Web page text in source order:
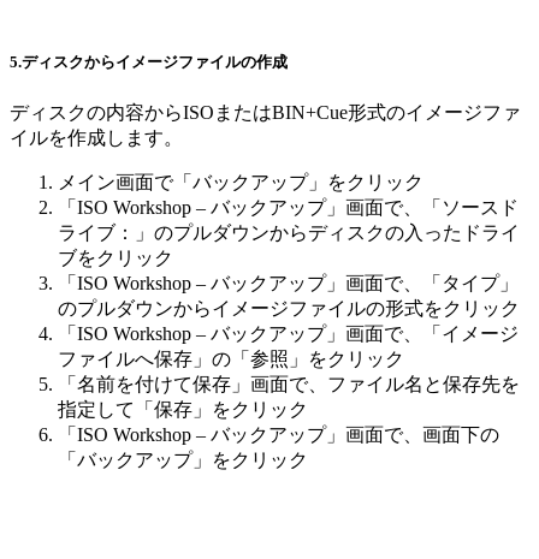
5.ディスクからイメージファイルの作成
ディスクの内容からISOまたはBIN+Cue形式のイメージファ
イルを作成します。
メイン画面で「バックアップ」をクリック
「ISO Workshop – バックアップ」画面で、「ソースド
ライブ：」のプルダウンからディスクの入ったドライ
ブをクリック
「ISO Workshop – バックアップ」画面で、「タイプ」
のプルダウンからイメージファイルの形式をクリック
「ISO Workshop – バックアップ」画面で、「イメージ
ファイルへ保存」の「参照」をクリック
「名前を付けて保存」画面で、ファイル名と保存先を
指定して「保存」をクリック
「ISO Workshop – バックアップ」画面で、画面下の
「バックアップ」をクリック